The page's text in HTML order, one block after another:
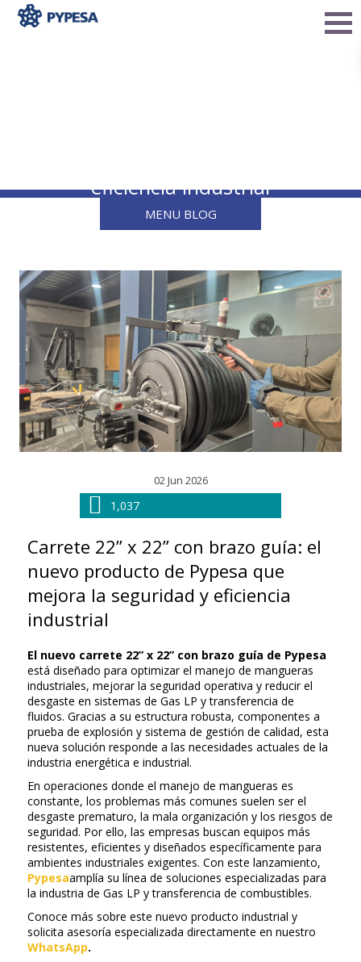
eficiencia industrial
MENU BLOG
02 Jun 2026
1,037
Carrete 22” x 22” con brazo guía: el
nuevo producto de Pypesa que
mejora la seguridad y eficiencia
industrial
El nuevo carrete 22” x 22” con brazo guía de Pypesa
está diseñado para optimizar el manejo de mangueras
industriales, mejorar la seguridad operativa y reducir el
desgaste en sistemas de Gas LP y transferencia de
fluidos. Gracias a su estructura robusta, componentes a
prueba de explosión y sistema de gestión de calidad, esta
nueva solución responde a las necesidades actuales de la
industria energética e industrial.
En operaciones donde el manejo de mangueras es
constante, los problemas más comunes suelen ser el
desgaste prematuro, la mala organización y los riesgos de
seguridad. Por ello, las empresas buscan equipos más
resistentes, eficientes y diseñados específicamente para
ambientes industriales exigentes. Con este lanzamiento,
Pypesaamplía su línea de soluciones especializadas para
la industria de Gas LP y transferencia de combustibles.
Conoce más sobre este nuevo producto industrial y
solicita asesoría especializada directamente en nuestro
WhatsApp.